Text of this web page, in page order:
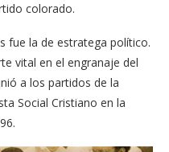
colorado.
fue la de estratega político.
vital en el engranaje del
a los partidos de la
Social Cristiano en la